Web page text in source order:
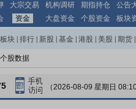
大宗交易 机构调研 期指持仓
公告
资金 大盘资金 个股资金 板块
板块 排行 新股 基金 港股 美股 期货
股数据
（2026-08-09 星期日